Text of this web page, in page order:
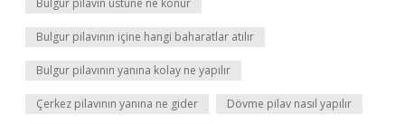
Bulgur pilavın üstüne ne konur
Bulgur pilavının içine hangi baharatlar atılır
Bulgur pilavının yanına kolay ne yapılır
Çerkez pilavının yanına ne gider Dövme pilav nasıl yapılır